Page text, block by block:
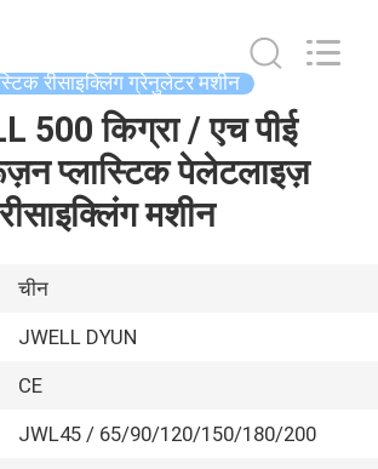
रीसाइक्लिंग ग्रेनुलेटर मशीन
500 किग्रा / एच पीई
प्लास्टिक पेलेटलाइज़
रीसाइक्लिंग मशीन
चीन
JWELL DYUN
CE
JWL45 / 65/90/120/150/180/200